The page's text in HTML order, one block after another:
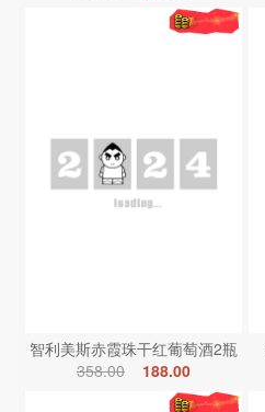
智利美斯赤霞珠干红葡萄酒2瓶
358.00
188.00